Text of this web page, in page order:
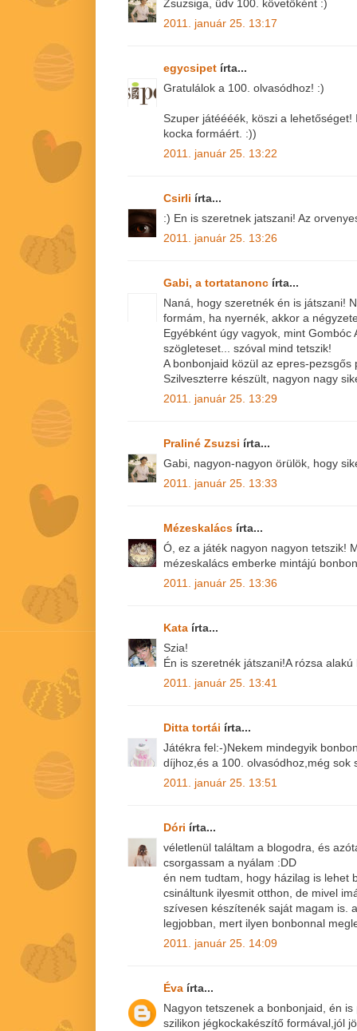
Zsuzsiga, üdv 100. követőként :)
2011. január 25. 13:17
egycsipet írta...
Gratulálok a 100. olvasódhoz! :)
Szuper játéééék, köszi a
kocka formáért. :))
2011. január 25. 13:22
Csirli írta...
:) En is szeretnek jatszani! Az
2011. január 25. 13:26
Gabi, a tortatanonc írta...
Naná, hogy szeretnék én is játszani!
formám, ha nyernék, akkor a
Egyébként úgy vagyok, mint
szögleteset... szóval mind tetszik!
A bonbonjaid közül az epres-
Szilveszterre készült, nagyon nagy
2011. január 25. 13:29
Praliné Zsuzsi írta...
Gabi, nagyon-nagyon örülök, hogy
2011. január 25. 13:33
Mézeskalács írta...
Ó, ez a játék nagyon nagyon tetszik!
mézeskalács emberke mintájú
2011. január 25. 13:36
Kata írta...
Szia!
Én is szeretnék játszani!A rózsa
2011. január 25. 13:41
Ditta tortái írta...
Játékra fel:-)Nekem mindegyik
díjhoz,és a 100. olvasódhoz,még sok
2011. január 25. 13:51
Dóri írta...
véletlenül találtam a blogodra, és
csorgassam a nyálam :DD
én nem tudtam, hogy házilag is lehet
csináltunk ilyesmit otthon, de mivel
szívesen készítenék saját magam is.
legjobban, mert ilyen bonbonnal
2011. január 25. 14:09
Éva írta...
Nagyon tetszenek a bonbonjaid, én
szilikon jégkockakészítő formával,jól